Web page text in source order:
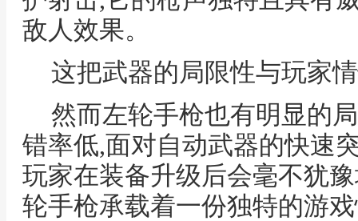
敌人效果。
这把武器的局限性与玩家
然而左轮手枪也有明显的
错率低,面对自动武器的快速
玩家在装备升级后会毫不犹
轮手枪承载着一份独特的游